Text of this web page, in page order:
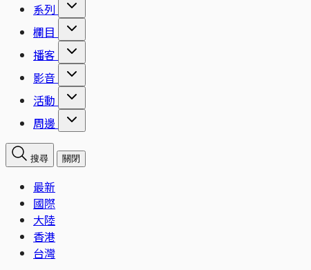
系列
欄目
播客
影音
活動
周邊
搜尋 關閉
最新
國際
大陸
香港
台灣